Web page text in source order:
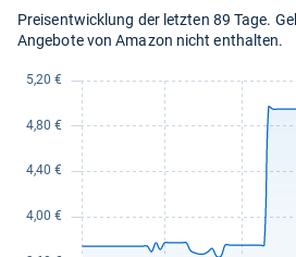
Preisentwicklung der letzten 89 Tage.
Angebote von Amazon nicht enthalten.